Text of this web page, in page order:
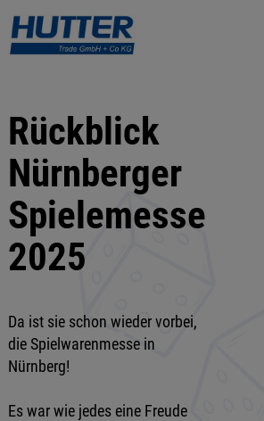
Rückblick
Nürnberger
Spielemesse
2025
Da ist sie schon wieder vorbei,
die Spielwarenmesse in
Nürnberg!
Es war wie jedes eine Freude